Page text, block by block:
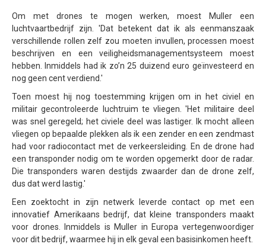
Om met drones te mogen werken, moest Muller een
luchtvaartbedrijf zijn. 'Dat betekent dat ik als eenmanszaak
verschillende rollen zelf zou moeten invullen, processen moest
beschrijven en een veiligheidsmanagementsysteem moest
hebben. Inmiddels had ik zo’n 25 duizend euro geïnvesteerd en
nog geen cent verdiend.'
Toen moest hij nog toestemming krijgen om in het civiel en
militair gecontroleerde luchtruim te vliegen. 'Het militaire deel
was snel geregeld; het civiele deel was lastiger. Ik mocht alleen
vliegen op bepaalde plekken als ik een zender en een zendmast
had voor radiocontact met de verkeersleiding. En de drone had
een transponder nodig om te worden opgemerkt door de radar.
Die transponders waren destijds zwaarder dan de drone zelf,
dus dat werd lastig.'
Een zoektocht in zijn netwerk leverde contact op met een
innovatief Amerikaans bedrijf, dat kleine transponders maakt
voor drones. Inmiddels is Muller in Europa vertegenwoordiger
voor dit bedrijf, waarmee hij in elk geval een basisinkomen heeft.